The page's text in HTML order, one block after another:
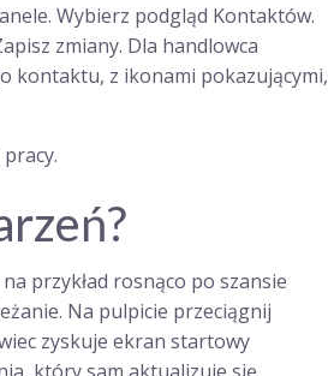
Wybierz podgląd Kontaktów.
zmiany. Dla handlowca
kontaktu, z ikonami pokazującymi,
przykład rosnąco po szansie
Na pulpicie przeciągnij
zyskuje ekran startowy